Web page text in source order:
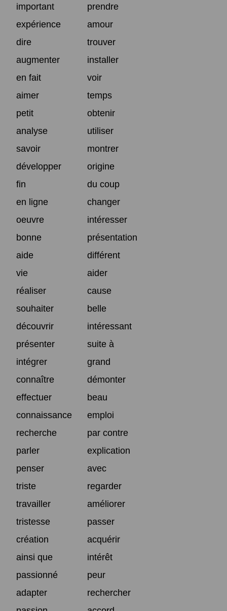
important
prendre
expérience
amour
dire
trouver
augmenter
installer
en fait
voir
aimer
temps
petit
obtenir
analyse
utiliser
savoir
montrer
développer
origine
fin
du coup
en ligne
changer
oeuvre
intéresser
bonne
présentation
aide
différent
vie
aider
réaliser
cause
souhaiter
belle
découvrir
intéressant
présenter
suite à
intégrer
grand
connaître
démonter
effectuer
beau
connaissance
emploi
recherche
par contre
parler
explication
penser
avec
triste
regarder
travailler
améliorer
tristesse
passer
création
acquérir
ainsi que
intérêt
passionné
peur
adapter
rechercher